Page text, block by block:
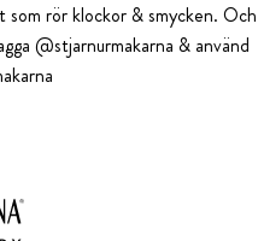
rör klockor & smycken. Och
@stjarnurmakarna & använd